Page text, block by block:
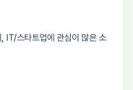
IT/스타트업에 관심이 많은 소